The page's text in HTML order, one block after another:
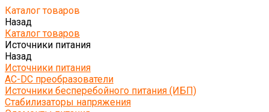
Каталог товаров
Назад
Каталог товаров
Источники питания
Назад
Источники питания
AC-DC преобразователи
Источники бесперебойного питания (ИБП)
Стабилизаторы напряжения